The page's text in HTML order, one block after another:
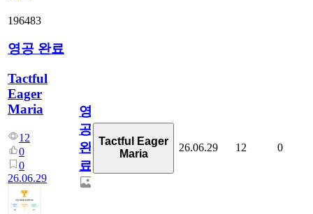
196483
영공 완료
Tactful
Eager
Maria
12
0
0
26.06.29
영
공
완
료
Tactful Eager
Maria
26.06.29 12 0